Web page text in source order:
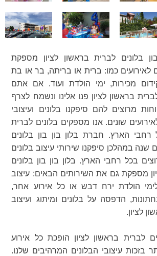
בלונים לברית בראשון לציון מספקת
לאירועים כמו: ברית או בריתה, בר או בת
מכירות, ימי הולדת ועוד. אם אתם
בראשון לציון פנו אלינו ונשמח לצרף
מרוצים להם סיפקנו בלונים ועיצובי
שונים. אנו מספקים בלונים לברית
רחבי הארץ. חברת בלון בון בון בלונים
שנה במהלכן סיפקנו שירותי עיצוב בלונים
בכל רחבי הארץ. בלון בון בון בלונים
מספקת גם את השירותים הבאים: עיצוב
הולדת ירח דבש או כל אירוע אחר,
הדפסה על בלונים ומיתוג ועיצוב
לציון.
לברית בראשון לציון הופכת כל אירוע
בזכות עיצובי הבלונים המרהיבים שלנו.